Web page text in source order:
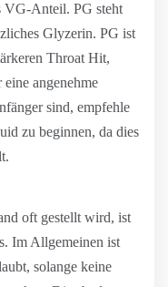
VG-Anteil. PG steht
Glyzerin. PG ist
Throat Hit,
angenehme
sind, empfehle
zu beginnen, da dies
oft gestellt wird, ist
Im Allgemeinen ist
solange keine